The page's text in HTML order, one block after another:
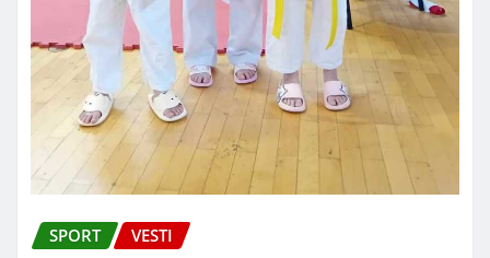
SPORT VESTI